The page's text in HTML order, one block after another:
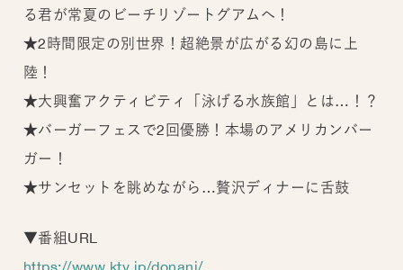
る君が常夏のビーチリゾートグアムへ！
★2時間限定の別世界！超絶景が広がる幻の島に上
陸！
★大興奮アクティビティ「泳げる水族館」とは…！？
★バーガーフェスで2回優勝！本場のアメリカンバー
ガー！
★サンセットを眺めながら…贅沢ディナーに舌鼓
▼番組URL
https://www.ktv.jp/donani/